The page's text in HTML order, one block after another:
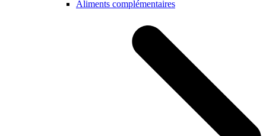
Aliments complémentaires